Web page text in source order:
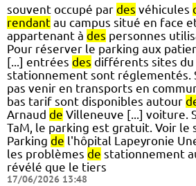
souvent occupé par des véhicules
rendant au campus situé en face
appartenant à des personnes
Pour réserver le parking aux
[...] entrées des différents sites du
stationnement sont réglementés.
pas venir en transports en
bas tarif sont disponibles autour
Arnaud de Villeneuve [...] voiture.
TaM, le parking est gratuit. Voir le
Parking de l'hôpital Lapeyronie
les problèmes de stationnement
révélé que le tiers
17/06/2026 13:48